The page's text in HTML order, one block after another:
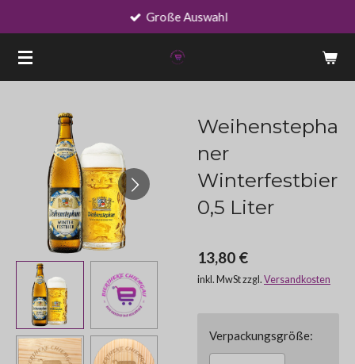
springen
Große Auswahl
Weihenstepha
ner
Winterfestbier
0,5 Liter
13,80 €
inkl. MwSt zzgl. Versandkosten
Verpackungsgröße: